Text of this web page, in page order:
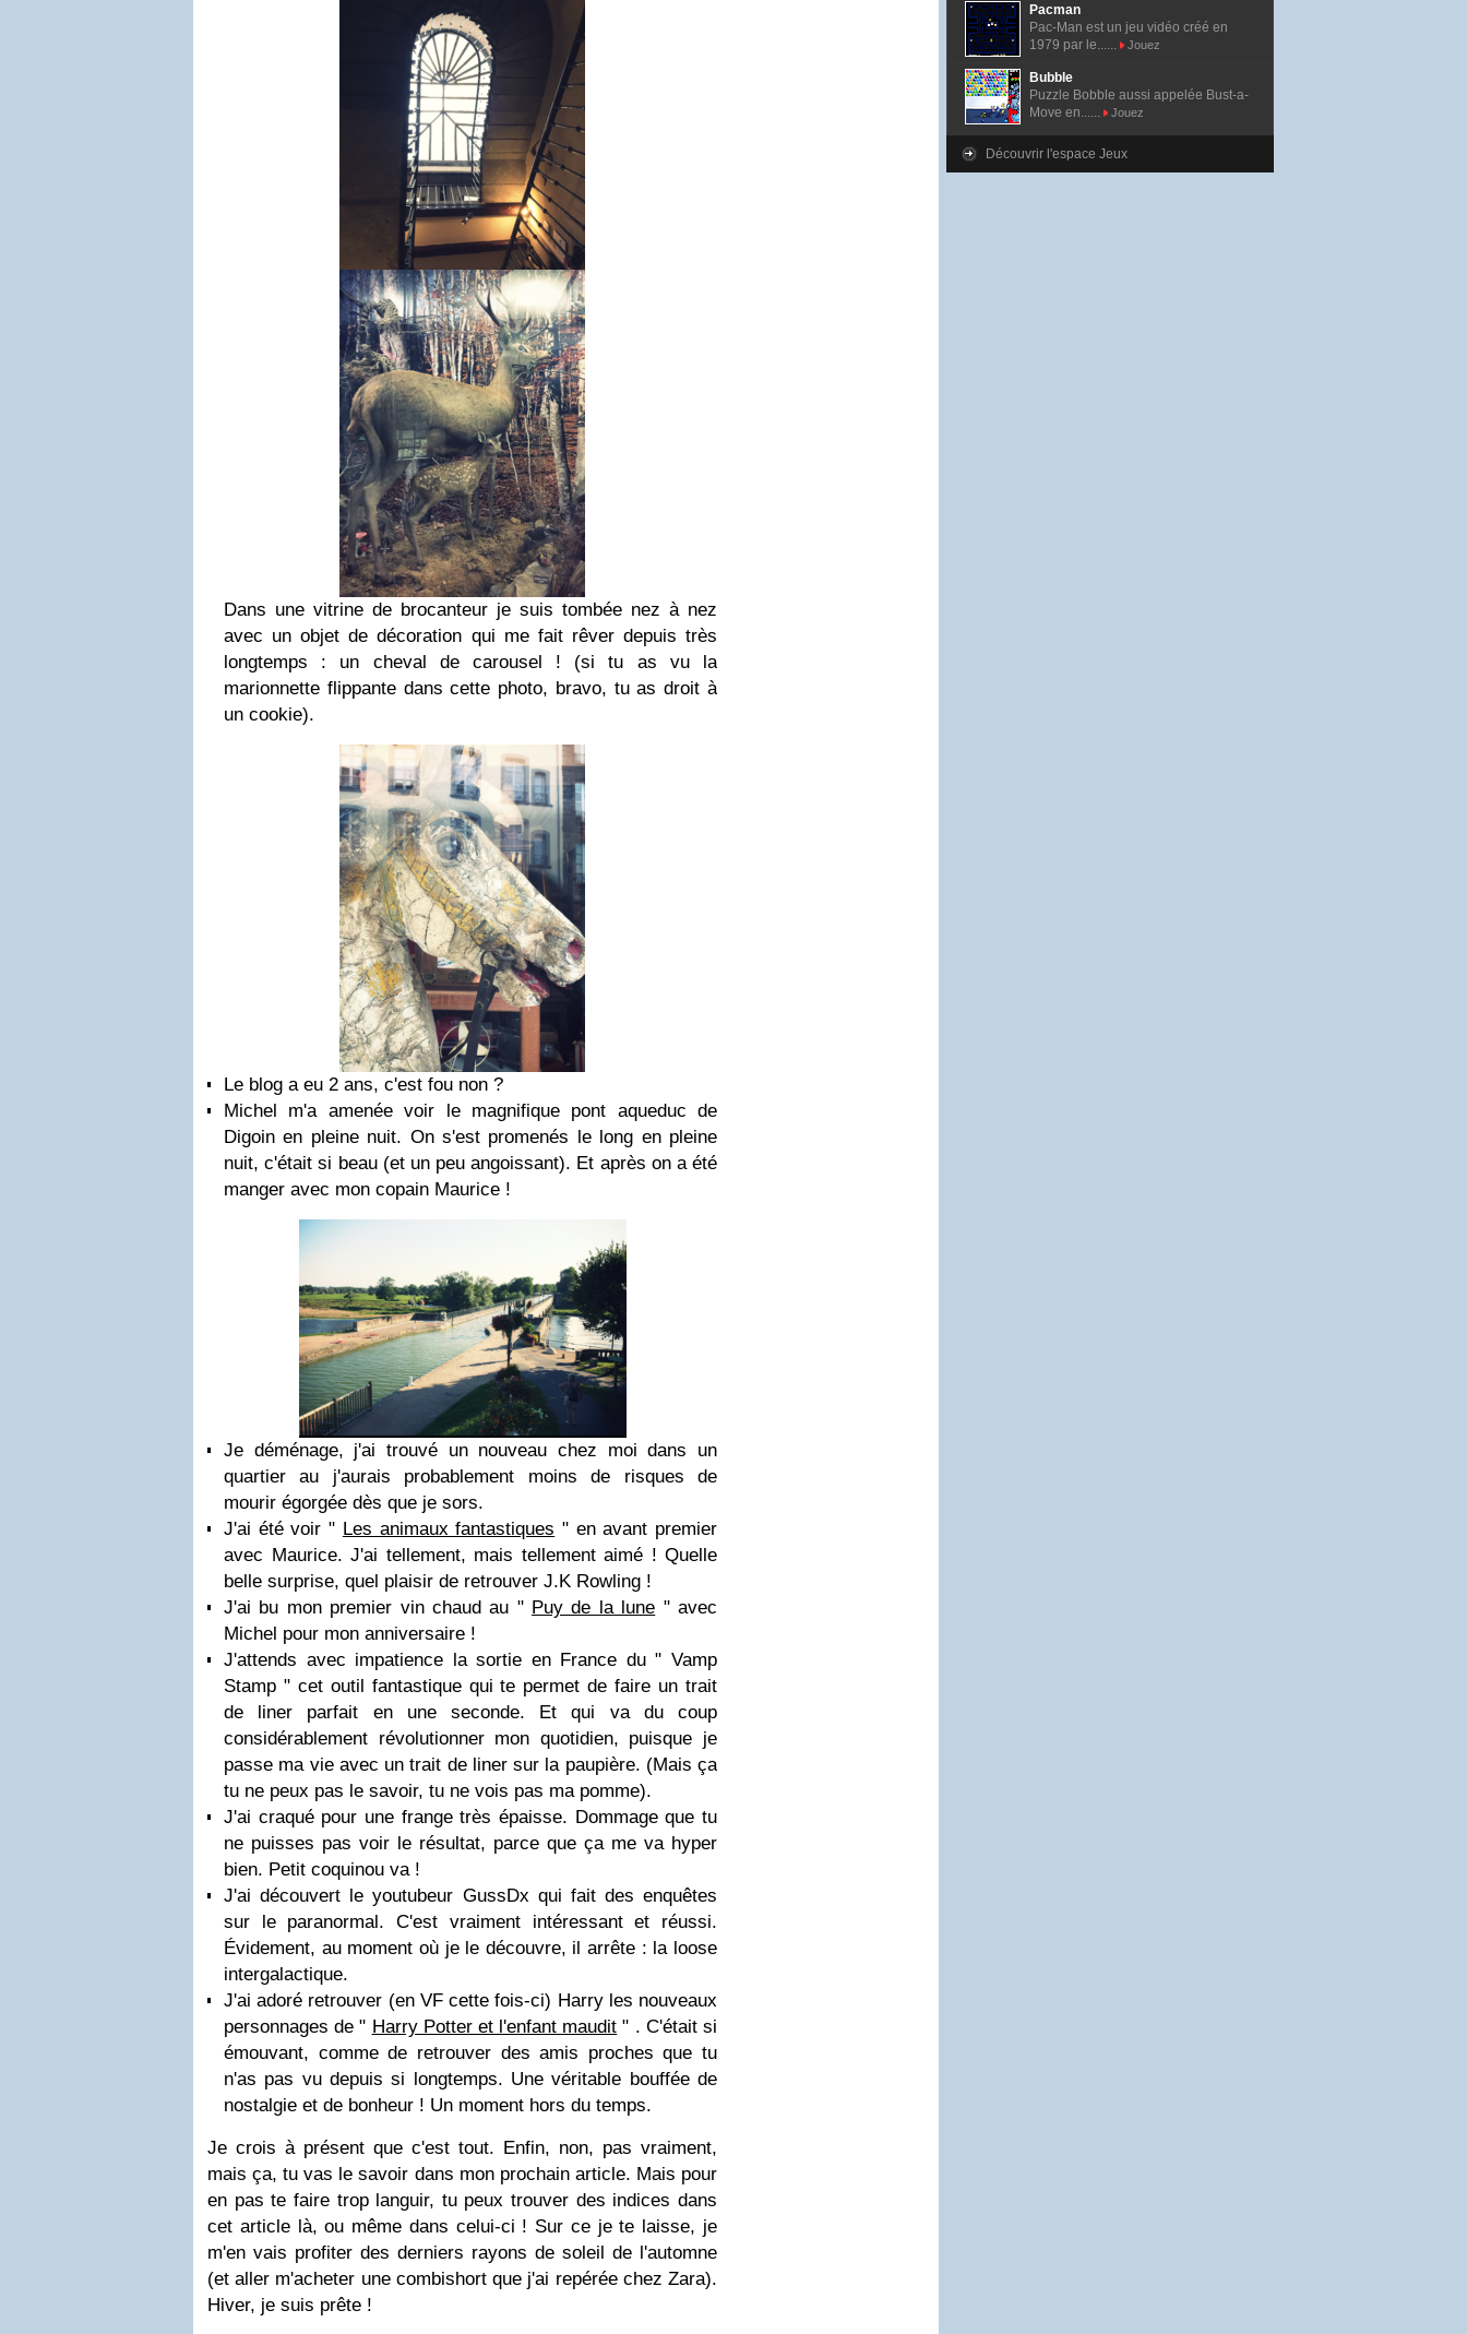
Dans une vitrine de brocanteur je suis tombée nez à nez
avec un objet de décoration qui me fait rêver depuis très
longtemps : un cheval de carousel ! (si tu as vu la
marionnette flippante dans cette photo, bravo, tu as droit à
un cookie).
Le blog a eu 2 ans, c'est fou non ?
Michel m'a amenée voir le magnifique pont aqueduc de
Digoin en pleine nuit. On s'est promenés le long en pleine
nuit, c'était si beau (et un peu angoissant). Et après on a été
manger avec mon copain Maurice !
Je déménage, j'ai trouvé un nouveau chez moi dans un
quartier au j'aurais probablement moins de risques de
mourir égorgée dès que je sors.
J'ai été voir " Les animaux fantastiques " en avant premier
avec Maurice. J'ai tellement, mais tellement aimé ! Quelle
belle surprise, quel plaisir de retrouver J.K Rowling !
J'ai bu mon premier vin chaud au " Puy de la lune " avec
Michel pour mon anniversaire !
J'attends avec impatience la sortie en France du " Vamp
Stamp " cet outil fantastique qui te permet de faire un trait
de liner parfait en une seconde. Et qui va du coup
considérablement révolutionner mon quotidien, puisque je
passe ma vie avec un trait de liner sur la paupière. (Mais ça
tu ne peux pas le savoir, tu ne vois pas ma pomme).
J'ai craqué pour une frange très épaisse. Dommage que tu
ne puisses pas voir le résultat, parce que ça me va hyper
bien. Petit coquinou va !
J'ai découvert le youtubeur GussDx qui fait des enquêtes
sur le paranormal. C'est vraiment intéressant et réussi.
Évidement, au moment où je le découvre, il arrête : la loose
intergalactique.
J'ai adoré retrouver (en VF cette fois-ci) Harry les nouveaux
personnages de " Harry Potter et l'enfant maudit " . C'était si
émouvant, comme de retrouver des amis proches que tu
n'as pas vu depuis si longtemps. Une véritable bouffée de
nostalgie et de bonheur ! Un moment hors du temps.
Je crois à présent que c'est tout. Enfin, non, pas vraiment,
mais ça, tu vas le savoir dans mon prochain article. Mais pour
en pas te faire trop languir, tu peux trouver des indices dans
cet article là, ou même dans celui-ci ! Sur ce je te laisse, je
m'en vais profiter des derniers rayons de soleil de l'automne
(et aller m'acheter une combishort que j'ai repérée chez Zara).
Hiver, je suis prête !
Pacman
Pac-Man est un jeu vidéo créé en
1979 par le......
Jouez
Bubble
Puzzle Bobble aussi appelée Bust-a-
Move en......
Jouez
Découvrir l'espace Jeux